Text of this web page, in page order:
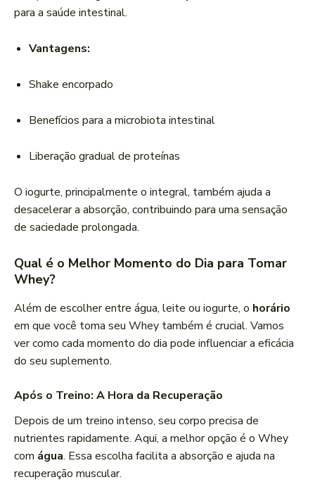
para a saúde intestinal.
Vantagens:
Shake encorpado
Benefícios para a microbiota intestinal
Liberação gradual de proteínas
O iogurte, principalmente o integral, também ajuda a
desacelerar a absorção, contribuindo para uma sensação
de saciedade prolongada.
Qual é o Melhor Momento do Dia para Tomar
Whey?
Além de escolher entre água, leite ou iogurte, o horário
em que você toma seu Whey também é crucial. Vamos
ver como cada momento do dia pode influenciar a eficácia
do seu suplemento.
Após o Treino: A Hora da Recuperação
Depois de um treino intenso, seu corpo precisa de
nutrientes rapidamente. Aqui, a melhor opção é o Whey
com água. Essa escolha facilita a absorção e ajuda na
recuperação muscular.